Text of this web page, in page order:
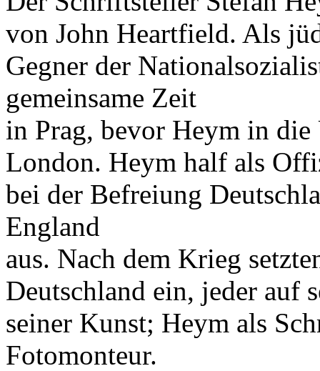
von John Heartfield. Als
Gegner der
gemeinsame Zeit
in Prag, bevor Heym in
London. Heym half als
bei der Befreiung
England
aus. Nach dem Krieg
Deutschland ein, jeder auf
seiner Kunst; Heym als
Fotomonteur.